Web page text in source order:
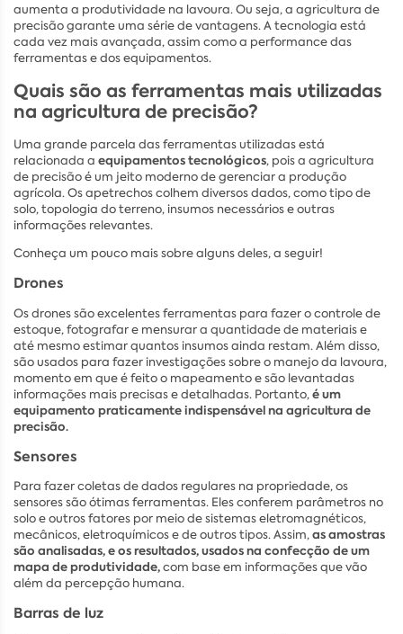
aumenta a produtividade na lavoura. Ou seja, a agricultura de
precisão garante uma série de vantagens. A tecnologia está
cada vez mais avançada, assim como a performance das
ferramentas e dos equipamentos.
Quais são as ferramentas mais utilizadas
na agricultura de precisão?
Uma grande parcela das ferramentas utilizadas está
relacionada a equipamentos tecnológicos, pois a agricultura
de precisão é um jeito moderno de gerenciar a produção
agrícola. Os apetrechos colhem diversos dados, como tipo de
solo, topologia do terreno, insumos necessários e outras
informações relevantes.
Conheça um pouco mais sobre alguns deles, a seguir!
Drones
Os drones são excelentes ferramentas para fazer o controle de
estoque, fotografar e mensurar a quantidade de materiais e
até mesmo estimar quantos insumos ainda restam. Além disso,
são usados para fazer investigações sobre o manejo da lavoura,
momento em que é feito o mapeamento e são levantadas
informações mais precisas e detalhadas. Portanto,é um
equipamento praticamente indispensável na agricultura de
precisão.
Sensores
Para fazer coletas de dados regulares na propriedade, os
sensores são ótimas ferramentas. Eles conferem parâmetros no
solo e outros fatores por meio de sistemas eletromagnéticos,
mecânicos, eletroquímicos e de outros tipos. Assim,as amostras
são analisadas, e os resultados, usados na confecção de um
mapa de produtividade,com base em informações que vão
além da percepção humana.
Barras de luz